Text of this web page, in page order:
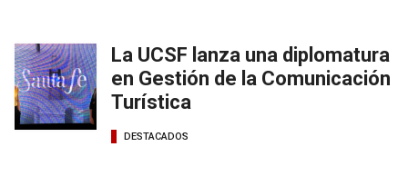
La UCSF lanza una diplomatura
en Gestión de la Comunicación
Turística
DESTACADOS